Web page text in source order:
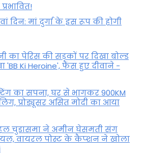
दिन: मां दुर्गा के इस रूप की होगी
का पेरिस की सड़कों पर दिखा बोल्ड
'BB Ki Heroine', फैंस हुए दीवाने -
का सपना, घर से भागकर 900KM
प्रोड्यूसर असित मोदी का आया
चुडासमा ने अमीन घेसमती संग
वायरल पोस्ट के कैप्शन ने खोला